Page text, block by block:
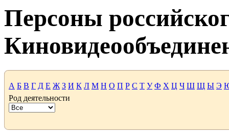
Персоны
А Б В Г Д Е Ж З И К Л М Н О П Р С Т У Ф Х Ц Ч Ш Щ Ы Э
Род деятельности